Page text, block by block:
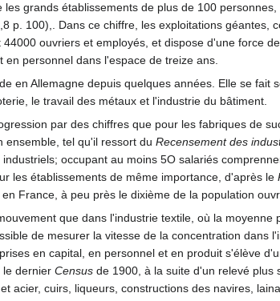
grands établissements de plus de 100
p. 100),. Dans ce chiffre, les exploitations
ouvriers et employés, et dispose d'une force
personnel dans l'espace de treize ans.
en Allemagne depuis quelques années. Elle se
le travail des métaux et l'industrie du bâtiment.
par des chiffres que pour les fabriques de
ensemble, tel qu'il ressort du Recensement des
occupant au moins 5O salariés
les établissements de même importance, d'après le
France, à peu près le dixième de la population
que dans l'industrie textile, où la
de mesurer la vitesse de la concentration
en capital, en personnel et en produit s'élève
le dernier Census de 1900, à la suite d'un relevé plus
acier, cuirs, liqueurs, constructions des navires,